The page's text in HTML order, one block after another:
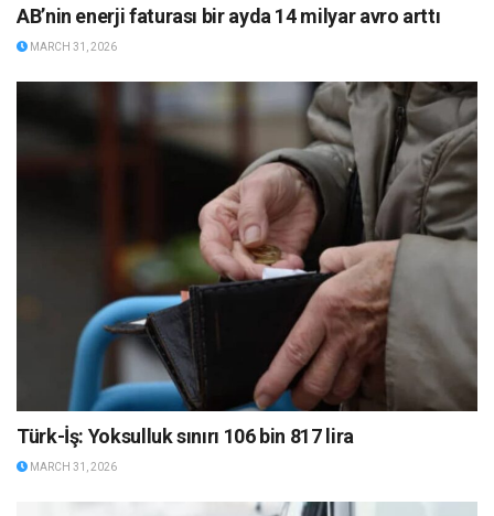
AB’nin enerji faturası bir ayda 14 milyar avro arttı
MARCH 31, 2026
Türk-İş: Yoksulluk sınırı 106 bin 817 lira
MARCH 31, 2026